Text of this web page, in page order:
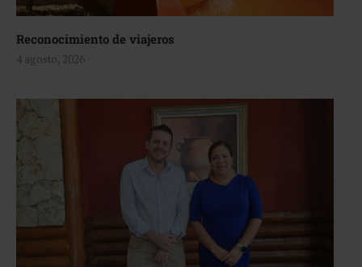
Reconocimiento de viajeros
4 agosto, 2026